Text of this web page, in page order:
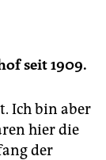
seit 1909.
Ich bin aber
hier die
der